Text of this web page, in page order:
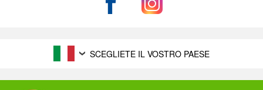
SCEGLIETE IL VOSTRO PAESE